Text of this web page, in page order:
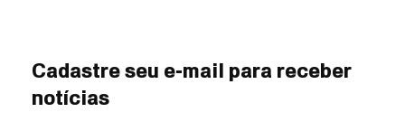
Cadastre seu e-mail para receber
notícias